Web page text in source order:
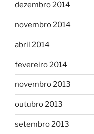
dezembro 2014
novembro 2014
abril 2014
fevereiro 2014
novembro 2013
outubro 2013
setembro 2013